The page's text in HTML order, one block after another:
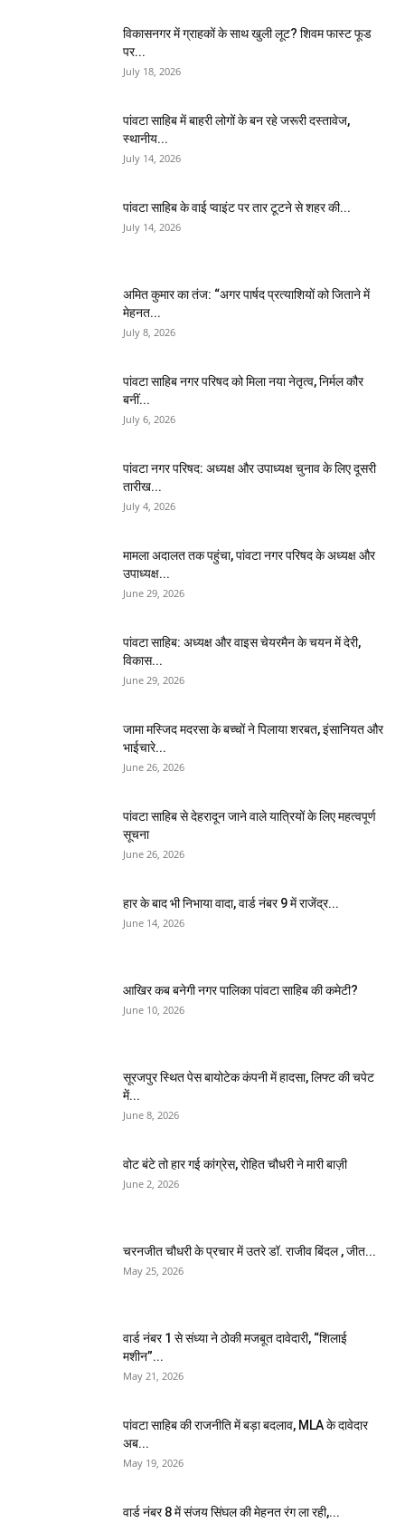
विकासनगर में ग्राहकों के साथ खुली लूट? शिवम फास्ट फूड
पर...
July 18, 2026
पांवटा साहिब में बाहरी लोगों के बन रहे जरूरी दस्तावेज,
स्थानीय...
July 14, 2026
पांवटा साहिब के वाई प्वाइंट पर तार टूटने से शहर की...
July 14, 2026
अमित कुमार का तंज: “अगर पार्षद प्रत्याशियों को जिताने में
मेहनत...
July 8, 2026
पांवटा साहिब नगर परिषद को मिला नया नेतृत्व, निर्मल कौर
बनीं...
July 6, 2026
पांवटा नगर परिषद: अध्यक्ष और उपाध्यक्ष चुनाव के लिए दूसरी
तारीख...
July 4, 2026
मामला अदालत तक पहुंचा, पांवटा नगर परिषद के अध्यक्ष और
उपाध्यक्ष...
June 29, 2026
पांवटा साहिब: अध्यक्ष और वाइस चेयरमैन के चयन में देरी,
विकास...
June 29, 2026
जामा मस्जिद मदरसा के बच्चों ने पिलाया शरबत, इंसानियत और
भाईचारे...
June 26, 2026
पांवटा साहिब से देहरादून जाने वाले यात्रियों के लिए महत्वपूर्ण
सूचना
June 26, 2026
हार के बाद भी निभाया वादा, वार्ड नंबर 9 में राजेंद्र...
June 14, 2026
आखिर कब बनेगी नगर पालिका पांवटा साहिब की कमेटी?
June 10, 2026
सूरजपुर स्थित पेस बायोटेक कंपनी में हादसा, लिफ्ट की चपेट
में...
June 8, 2026
वोट बंटे तो हार गई कांग्रेस, रोहित चौधरी ने मारी बाज़ी
June 2, 2026
चरनजीत चौधरी के प्रचार में उतरे डॉ. राजीव बिंदल , जीत...
May 25, 2026
वार्ड नंबर 1 से संध्या ने ठोकी मजबूत दावेदारी, “शिलाई
मशीन”...
May 21, 2026
पांवटा साहिब की राजनीति में बड़ा बदलाव, MLA के दावेदार
अब...
May 19, 2026
वार्ड नंबर 8 में संजय सिंघल की मेहनत रंग ला रही,...